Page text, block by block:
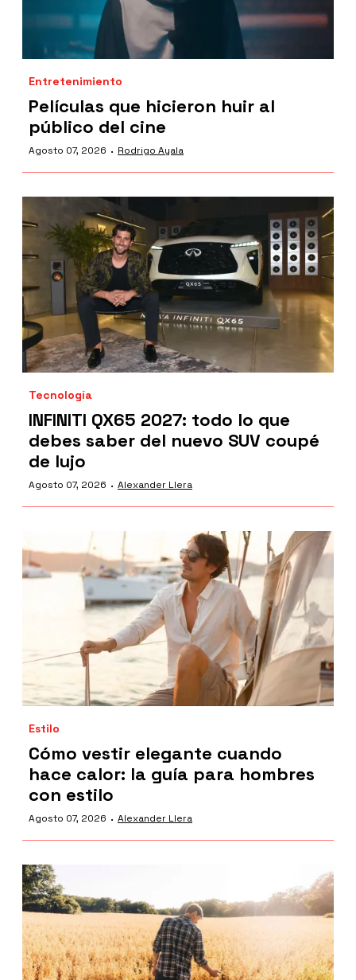
Entretenimiento
Películas que hicieron huir al
público del cine
Agosto 07, 2026 · Rodrigo Ayala
Tecnología
INFINITI QX65 2027: todo lo que
debes saber del nuevo SUV coupé
de lujo
Agosto 07, 2026 · Alexander Llera
Estilo
Cómo vestir elegante cuando
hace calor: la guía para hombres
con estilo
Agosto 07, 2026 · Alexander Llera